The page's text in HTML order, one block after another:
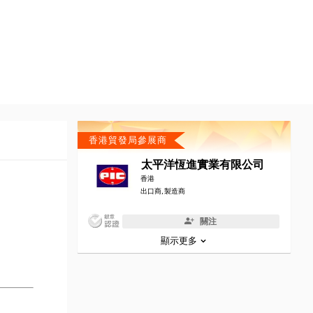
香港貿發局參展商
太平洋恆進實業有限公司
香港
出口商, 製造商
關注
顯示更多